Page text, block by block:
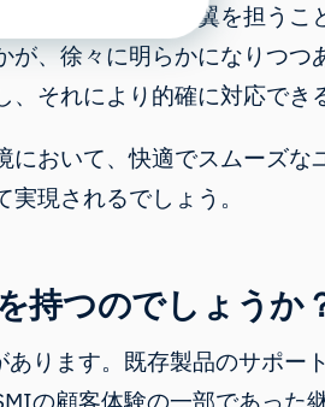
ジーの重要な一翼を担うこ
、徐々に明らかになりつつ
それにより的確に対応でき
おいて、快適でスムーズな
現されるでしょう。
持つのでしょうか
ります。既存製品のサポー
の顧客体験の一部であった